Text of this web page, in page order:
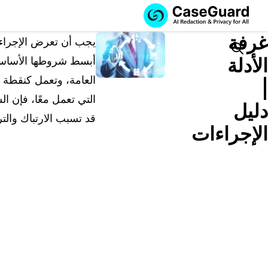
الخدمات
اشترك في
CASEGUARD
STUDIO، أو قم
بتوظيفنا للقيام
الميزات
Search
غرفة
الأدلة
دليل
الإجراءات
يجب أن تعرض
أبسط شروطها
العامة، وتعمل كنقطة
التي تعمل معًا، فإن
قد تسبب الارتباك